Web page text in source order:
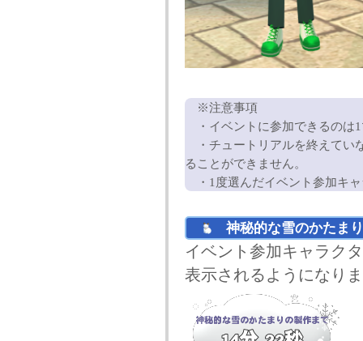
※注意事項
・イベントに参加できるのは
・チュートリアルを終えてい
ることができません。
・1度選んだイベント参加キ
神秘的な雪のかたま
イベント参加キャラク
表示されるようになり